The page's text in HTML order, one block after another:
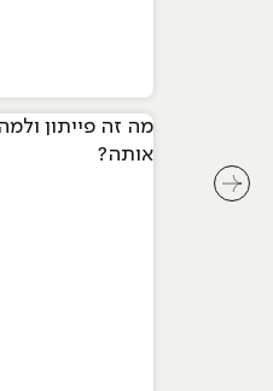
מה זה פייתון
אותה?
לחץ לשיקופית קודמת בסליידר